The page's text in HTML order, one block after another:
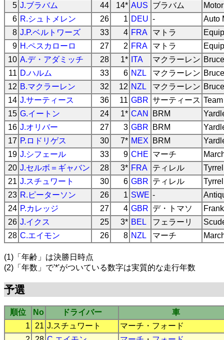
5 J.ブラバム 44 14* AUS ブラバム
6 R.シュトメレン 26 1 DEU -
Auto
8 J.P.ベルトワーズ 33 4 FRA マトラ
9 H.ペスカローロ 27 2 FRA マトラ
10 A.デ・アダミッチ 28 1* ITA マクラーレン
11 D.ハルム 33 6 NZL マクラーレン
12 B.マクラーレン 32 12 NZL マクラーレン
14 J.サーティース 36 11 GBR サーティース
15 G.イートン 24 1* CAN BRM
16 J.オリバー 27 3 GBR BRM
17 P.ロドリゲス 30 7* MEX BRM
19 J.シフェール 33 9 CHE マーチ
20 J.セルボ＝ギャバン 28 3* FRA ティレル
21 J.スチュワート 30 6 GBR ティレル
23 R.ピーターソン 26 1 SWE -
24 P.カレッジ 27 4 GBR デ・トマソ
26 J.イクス 25 3* BEL フェラーリ
28 C.エイモン 26 8 NZL マーチ
(1)「年齢」は決勝日時点
(2)「年数」で'*'がついている数字は実質的な走行年数
予選
順位 No ドライバー
車
1
21 J.スチュワート マーチ ・ フォード